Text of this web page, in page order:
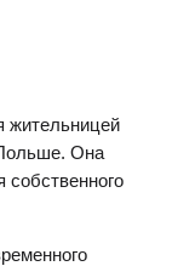
жительницей
Она
собственного